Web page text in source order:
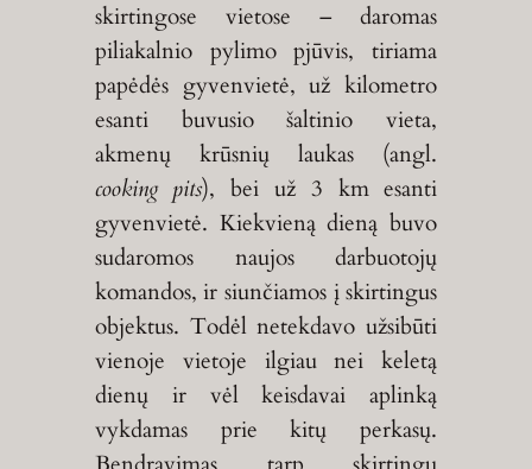
skirtingose vietose – daromas
piliakalnio pylimo pjūvis, tiriama
papėdės gyvenvietė, už kilometro
esanti buvusio šaltinio vieta,
akmenų krūsnių laukas (angl.
cooking pits), bei už 3 km esanti
gyvenvietė. Kiekvieną dieną buvo
sudaromos naujos darbuotojų
komandos, ir siunčiamos į skirtingus
objektus. Todėl netekdavo užsibūti
vienoje vietoje ilgiau nei keletą
dienų ir vėl keisdavai aplinką
vykdamas prie kitų perkasų.